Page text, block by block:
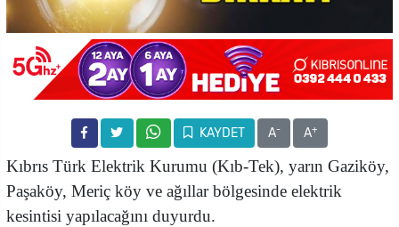
KAYDET A- A+
Kıbrıs Türk Elektrik Kurumu (Kıb-Tek), yarın Gaziköy,
Paşaköy, Meriç köy ve ağıllar bölgesinde elektrik
kesintisi yapılacağını duyurdu.